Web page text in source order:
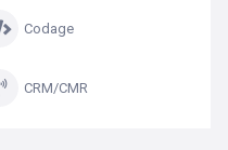
Codage
CRM/CMR